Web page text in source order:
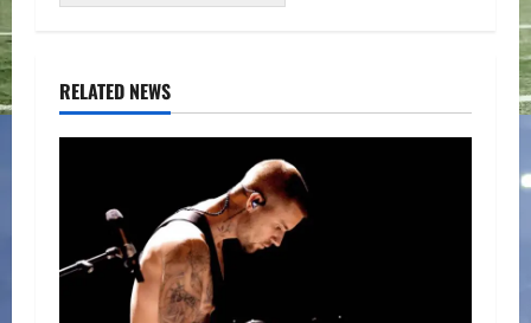
RELATED NEWS